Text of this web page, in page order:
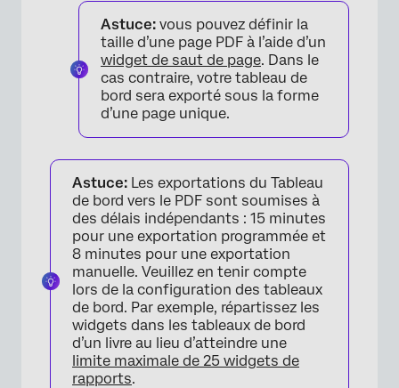
×
Astuce: vous pouvez définir la
taille d’une page PDF à l’aide d’un
widget de saut de page. Dans le
cas contraire, votre tableau de
bord sera exporté sous la forme
d’une page unique.
Astuce: Les exportations du Tableau
de bord vers le PDF sont soumises à
des délais indépendants : 15 minutes
pour une exportation programmée et
8 minutes pour une exportation
manuelle. Veuillez en tenir compte
lors de la configuration des tableaux
de bord. Par exemple, répartissez les
widgets dans les tableaux de bord
d’un livre au lieu d’atteindre une
limite maximale de 25 widgets de
rapports.